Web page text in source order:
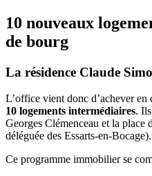
10 nouveaux
de bourg
La résidence Claude
L’office vient donc d’achever en
10 logements intermédiaires.
Georges Clémenceau et la place
déléguée des Essarts-en-Bocage).
Ce programme immobilier se